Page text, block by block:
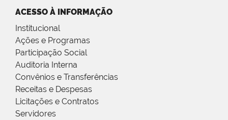
ACESSO À INFORMAÇÃO
Institucional
Ações e Programas
Participação Social
Auditoria Interna
Convênios e Transferências
Receitas e Despesas
Licitações e Contratos
Servidores